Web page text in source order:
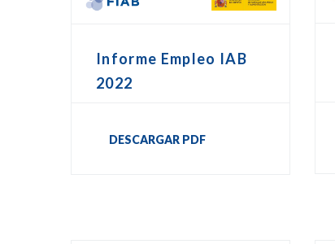
Informe Empleo IAB
2022
DESCARGAR PDF